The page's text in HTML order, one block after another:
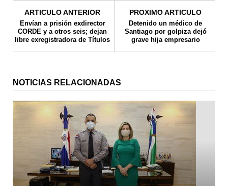
ARTICULO ANTERIOR
Envían a prisión exdirector
CORDE y a otros seis; dejan
libre exregistradora de Títulos
PROXIMO ARTICULO
Detenido un médico de
Santiago por golpiza dejó
grave hija empresario
NOTICIAS RELACIONADAS